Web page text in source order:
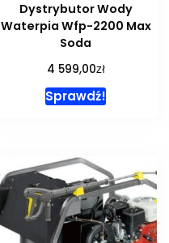
Dystrybutor Wody
Waterpia Wfp-2200 Max
Soda
4 599,00zł
Sprawdź!